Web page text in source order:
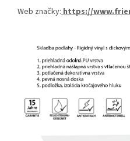
Web značky: https://